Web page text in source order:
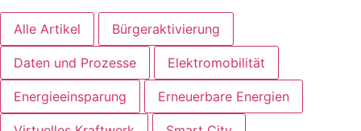
Alle Artikel Bürgeraktivierung
Daten und Prozesse Elektromobilität
Energieeinsparung Erneuerbare Energien